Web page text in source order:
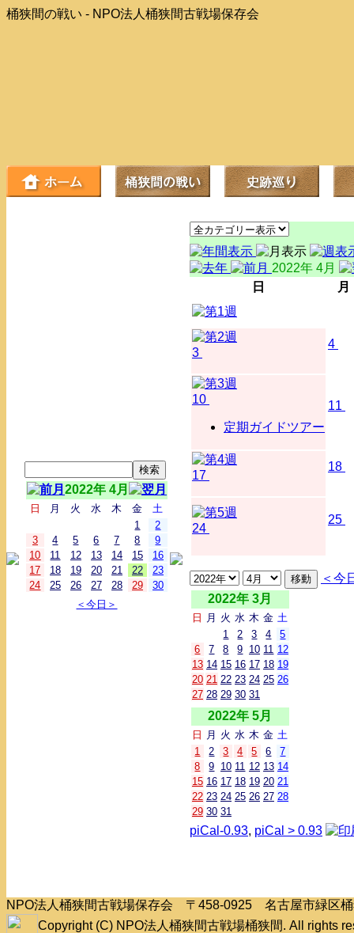
桶狭間の戦い - NPO法人桶狭間古戦場保存会
2022年 4月
日 月 火 水 木 金
土
1
2
3
4 5 6 7 8
9
10
11 12 13 14 15
16
17
18 19 20 21 22
23
24
25 26 27 28 29
30
＜今日＞
2022年 4月
日
月
3
4
10
定期ガイドツアー
11
17
18
24
25
＜今
2022年 3月
日 月 火 水 木 金 土
1
2 3 4
5
6
7 8 9 10 11 12
13 14 15 16 17 18 19
20 21 22 23 24 25 26
27 28 29 30 31
2022年 5月
日 月 火 水 木 金 土
1
2 3 4 5 6
7
8
9 10 11 12 13 14
15 16 17 18 19 20 21
22 23 24 25 26 27 28
29 30 31
piCal-0.93, piCal > 0.93
NPO法人桶狭間古戦場保存会 〒458-0925 名古屋市緑区
Copyright (C) NPO法人桶狭間古戦場桶狭間. All rights